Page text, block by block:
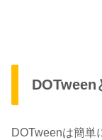
DOTween
DOTweenは簡単